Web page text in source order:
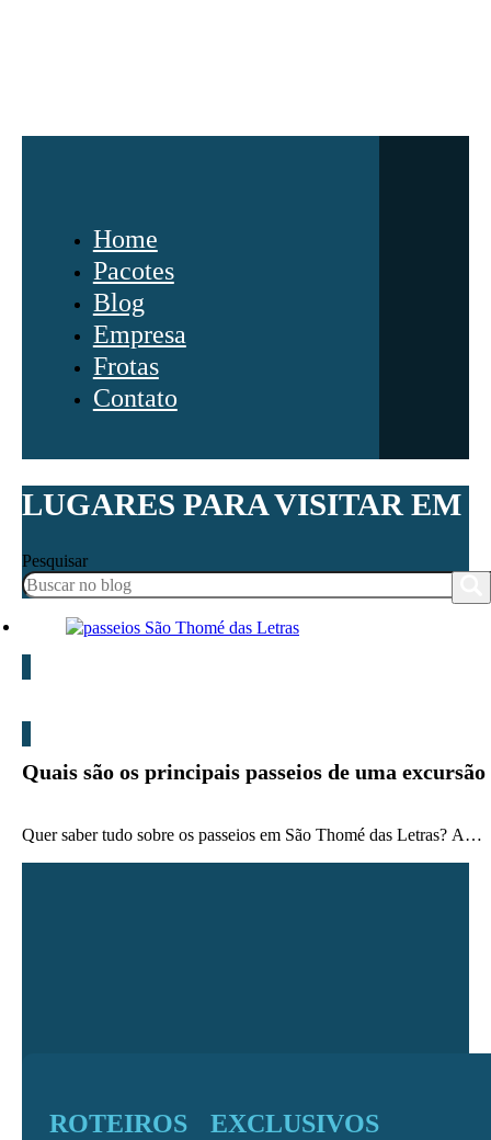
Home
Pacotes
Blog
Empresa
Frotas
Contato
LUGARES PARA VISITAR EM
Pesquisar
Quais são os principais passeios de uma
Quer saber tudo sobre os passeios em São Thomé das Letras? A…
ROTEIROS EXCLUSIVOS